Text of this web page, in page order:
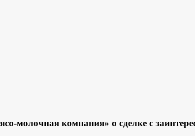
молочная компания» о сделке с